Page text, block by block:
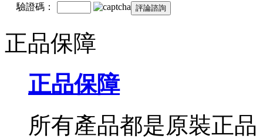
驗證碼：
正品保障
正品保障
所有產品都是原裝正品